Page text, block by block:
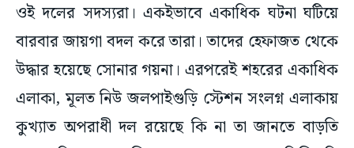
ওই দলের সদস্যরা। একইভাবে একাধিক ঘটনা ঘটিয়ে
বারবার জায়গা বদল করে তারা। তাদের হেফাজত থেকে
উদ্ধার হয়েছে সোনার গয়না। এরপরেই শহরের একাধিক
এলাকা, মূলত নিউ জলপাইগুড়ি স্টেশন সংলগ্ন এলাকায়
কুখ্যাত অপরাধী দল রয়েছে কি না তা জানতে বাড়তি